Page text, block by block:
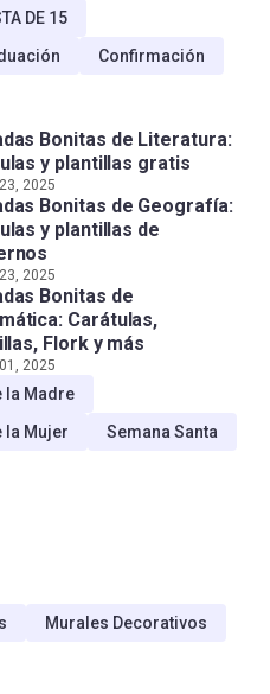
DE 15
Confirmación
Bonitas de Literatura:
y plantillas gratis
2025
Bonitas de Geografía:
y plantillas de
2025
Bonitas de
Carátulas,
Flork y más
2025
la Madre
la Mujer
Semana Santa
Murales Decorativos